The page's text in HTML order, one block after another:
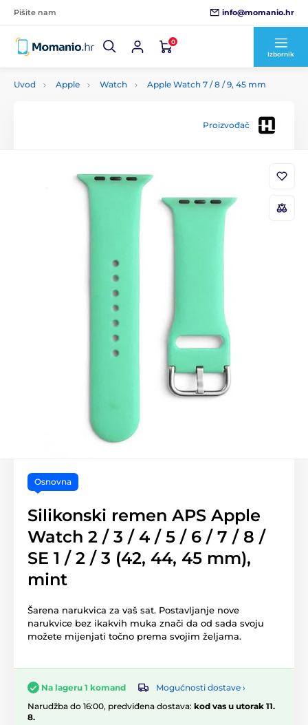
Pišite nam info@momanio.hr
0
Izbornik
Uvod Apple Watch Apple Watch 7 / 8 / 9, 45 mm
Proizvođač
Osnovna
Silikonski remen APS Apple
Watch 2 / 3 / 4 / 5 / 6 / 7 / 8 /
SE 1 / 2 / 3 (42, 44, 45 mm),
mint
Šarena narukvica za vaš sat. Postavljanje nove
narukvice bez ikakvih muka znači da od sada svoju
možete mijenjati točno prema svojim željama.
Na lageru 1 komand
Mogućnosti dostave ›
Narudžba do 16:00, predviđena dostava: kod vas u utorak 11.
8.